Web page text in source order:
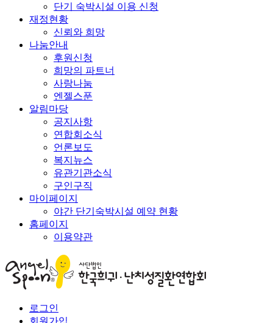
단기 숙박시설 이용 신청
재정현황
신뢰와 희망
나눔안내
후원신청
희망의 파트너
사랑나눔
엔젤스푼
알림마당
공지사항
연합회소식
언론보도
복지뉴스
유관기관소식
구인구직
마이페이지
야간 단기숙박시설 예약 현황
홈페이지
이용약관
로그인
회원가입